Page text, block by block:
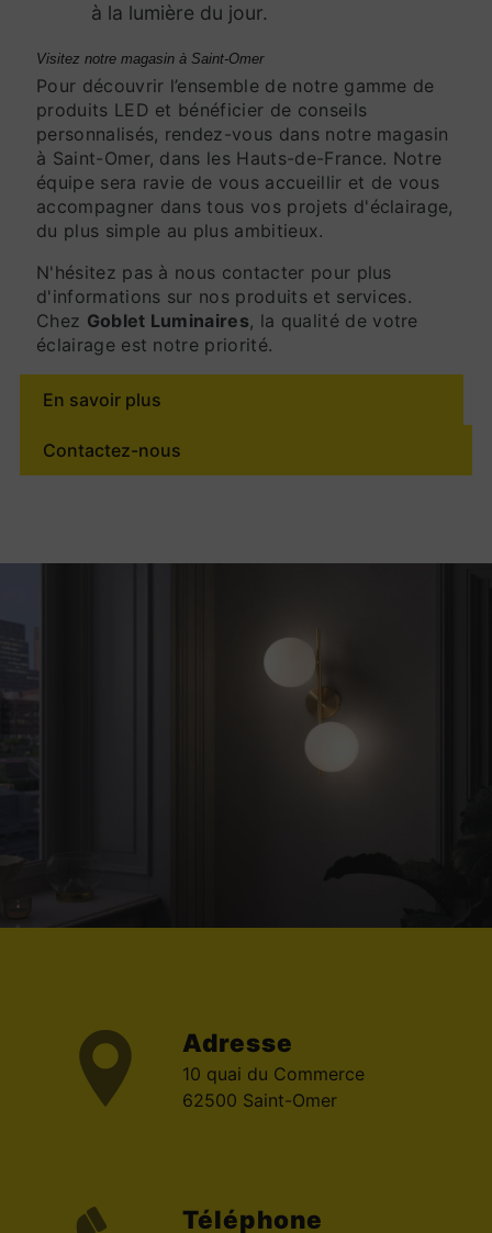
à la lumière du jour.
Visitez notre magasin à Saint-Omer
Pour découvrir l’ensemble de notre gamme de
produits LED et bénéficier de conseils
personnalisés, rendez-vous dans notre magasin
à Saint-Omer, dans les Hauts-de-France. Notre
équipe sera ravie de vous accueillir et de vous
accompagner dans tous vos projets d'éclairage,
du plus simple au plus ambitieux.
N'hésitez pas à nous contacter pour plus
d'informations sur nos produits et services.
Chez Goblet Luminaires, la qualité de votre
éclairage est notre priorité.
En savoir plus
Contactez-nous
Adresse
10 quai du Commerce
62500 Saint-Omer
Téléphone